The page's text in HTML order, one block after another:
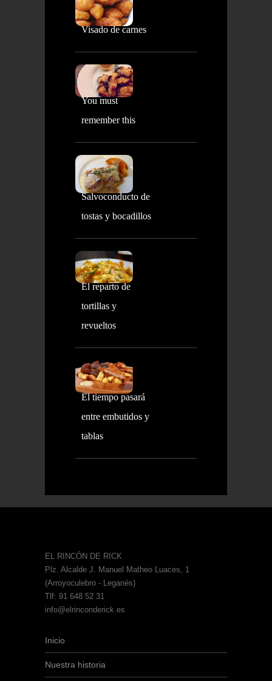
Visado de carnes
You must
remember this
Salvoconducto de
tostas y bocadillos
El reparto de
tortillas y
revueltos
El tiempo pasará
entre embutidos y
tablas
EL RINCÓN DE RICK
Plz. Alcalde J. Manuel Matheo Luaces, 1
(Arroyoculebro - Leganés)
Tlf: 91 648 52 31
info@elrinconderick.es
Inicio
Nuestra historia